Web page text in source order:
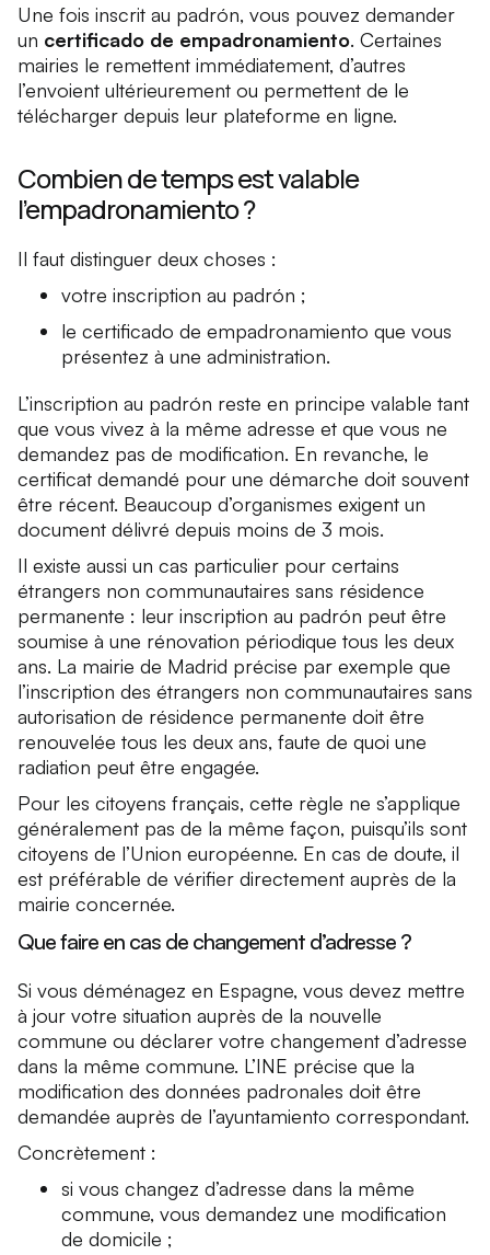
Une fois inscrit au padrón, vous pouvez demander
un certificado de empadronamiento. Certaines
mairies le remettent immédiatement, d’autres
l’envoient ultérieurement ou permettent de le
télécharger depuis leur plateforme en ligne.
Combien de temps est valable
l’empadronamiento ?
Il faut distinguer deux choses :
votre inscription au padrón ;
le certificado de empadronamiento que vous
présentez à une administration.
L’inscription au padrón reste en principe valable tant
que vous vivez à la même adresse et que vous ne
demandez pas de modification. En revanche, le
certificat demandé pour une démarche doit souvent
être récent. Beaucoup d’organismes exigent un
document délivré depuis moins de 3 mois.
Il existe aussi un cas particulier pour certains
étrangers non communautaires sans résidence
permanente : leur inscription au padrón peut être
soumise à une rénovation périodique tous les deux
ans. La mairie de Madrid précise par exemple que
l’inscription des étrangers non communautaires sans
autorisation de résidence permanente doit être
renouvelée tous les deux ans, faute de quoi une
radiation peut être engagée.
Pour les citoyens français, cette règle ne s’applique
généralement pas de la même façon, puisqu’ils sont
citoyens de l’Union européenne. En cas de doute, il
est préférable de vérifier directement auprès de la
mairie concernée.
Que faire en cas de changement d’adresse ?
Si vous déménagez en Espagne, vous devez mettre
à jour votre situation auprès de la nouvelle
commune ou déclarer votre changement d’adresse
dans la même commune. L’INE précise que la
modification des données padronales doit être
demandée auprès de l’ayuntamiento correspondant.
Concrètement :
si vous changez d’adresse dans la même
commune, vous demandez une modification
de domicile ;